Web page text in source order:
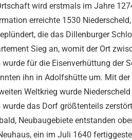
wird erstmals im Jahre
erreichte 1530
die das Dillenburger
Sieg an, womit der Ort
wurde für die Eisenverhüttung der
ihn in Adolfshütte um. Mit
Weltkrieg wurde
wurde das Dorf größtenteils
Neubaugebiete entstanden
ein im Juli 1640